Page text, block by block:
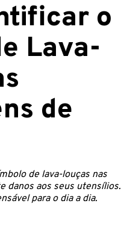
o
Lava-
de
de lava-louças nas
danos aos seus utensílios.
para o dia a dia.